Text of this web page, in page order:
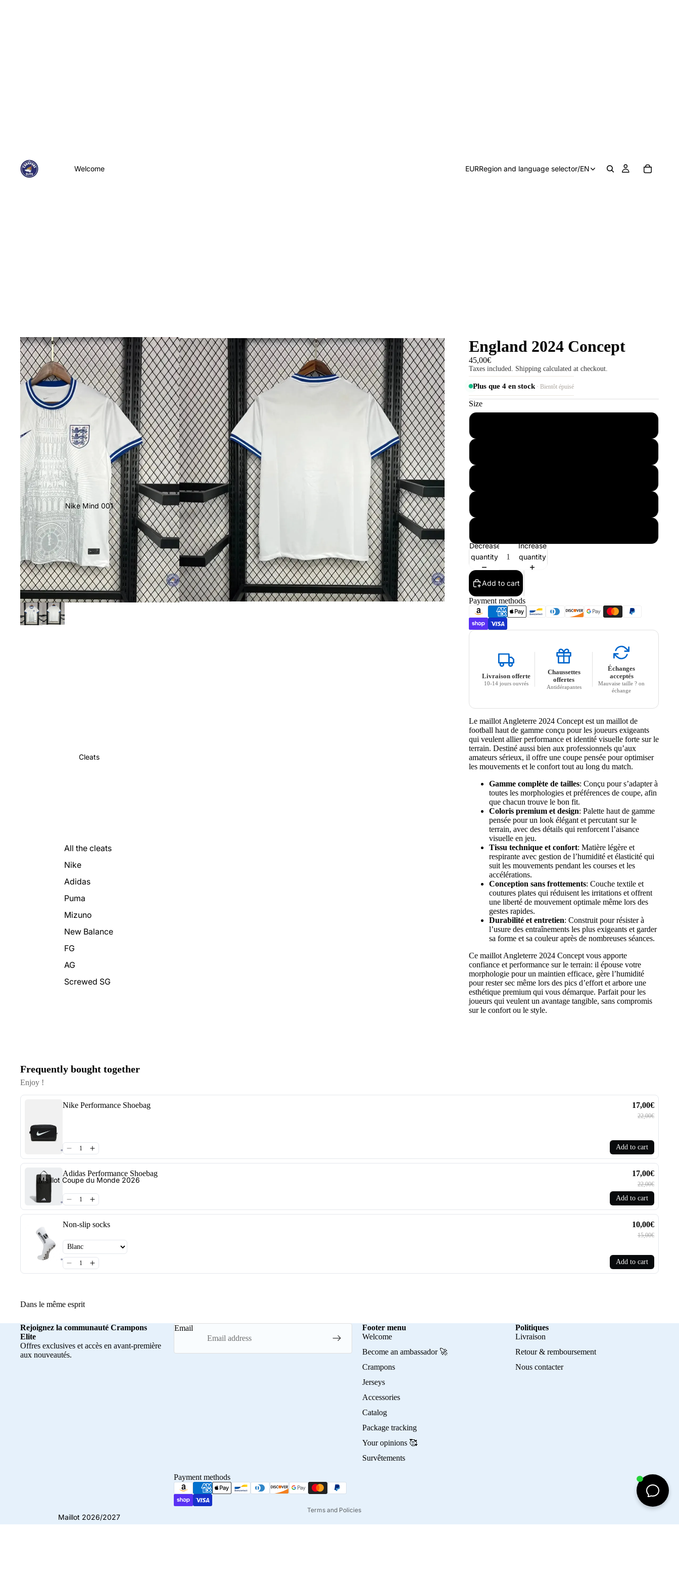
Welcome
Nike Mind 001
Cleats
All the cleats
Nike
Adidas
Puma
Mizuno
New Balance
FG
AG
Screwed SG
Maillot Coupe du Monde 2026
Maillot 2026/2027
EURRegion and language selector/EN
England 2024 Concept
45,00€
Taxes included. Shipping calculated at checkout.
Plus que 4 en stock· Bientôt épuisé
Size
Decrease
quantity
Increase
quantity
Add to cart
Payment methods
Livraison offerte
10-14 jours ouvrés
Chaussettes
offertes
Antidérapantes
Échanges
acceptés
Mauvaise taille ? on
échange
Le maillot Angleterre 2024 Concept est un maillot de
football haut de gamme conçu pour les joueurs exigeants
qui veulent allier performance et identité visuelle forte sur le
terrain. Destiné aussi bien aux professionnels qu’aux
amateurs sérieux, il offre une coupe pensée pour optimiser
les mouvements et le confort tout au long du match.
Gamme complète de tailles: Conçu pour s’adapter à
toutes les morphologies et préférences de coupe, afin
que chacun trouve le bon fit.
Coloris premium et design: Palette haut de gamme
pensée pour un look élégant et percutant sur le
terrain, avec des détails qui renforcent l’aisance
visuelle en jeu.
Tissu technique et confort: Matière légère et
respirante avec gestion de l’humidité et élasticité qui
suit les mouvements pendant les courses et les
accélérations.
Conception sans frottements: Couche textile et
coutures plates qui réduisent les irritations et offrent
une liberté de mouvement optimale même lors des
gestes rapides.
Durabilité et entretien: Construit pour résister à
l’usure des entraînements les plus exigeants et garder
sa forme et sa couleur après de nombreuses séances.
Ce maillot Angleterre 2024 Concept vous apporte
confiance et performance sur le terrain: il épouse votre
morphologie pour un maintien efficace, gère l’humidité
pour rester sec même lors des pics d’effort et arbore une
esthétique premium qui vous démarque. Parfait pour les
joueurs qui veulent un avantage tangible, sans compromis
sur le confort ou le style.
Frequently bought together
Enjoy !
Nike Performance Shoebag 17,00€
22,00€
Add to cart
Adidas Performance Shoebag 17,00€
22,00€
Add to cart
Non-slip socks 10,00€
15,00€
Add to cart
Dans le même esprit
Rejoignez la communauté Crampons
Elite
Offres exclusives et accès en avant-première
aux nouveautés.
Email
Footer menu
Welcome
Become an ambassador 🚀
Crampons
Jerseys
Accessories
Catalog
Package tracking
Your opinions 🥰
Survêtements
Politiques
Livraison
Retour & remboursement
Nous contacter
Payment methods
Terms and Policies
Legal notice